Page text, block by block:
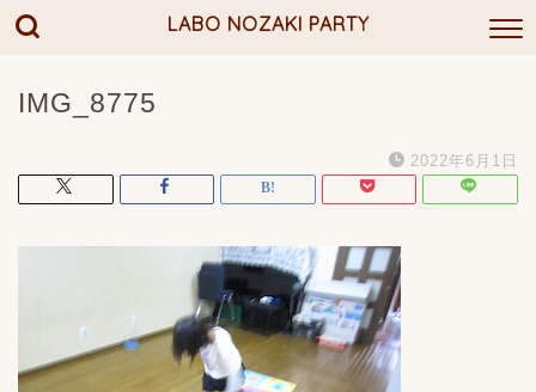
LABO NOZAKI PARTY
IMG_8775
2022年6月1日